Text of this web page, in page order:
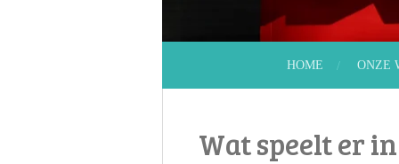
HOME ONZE
Wat speelt er